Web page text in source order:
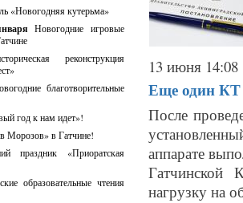
«Новогодняя кутерьма»
Новогодние игровые
реконструкция
благотворительные
год к нам идет»!
Морозов» в Гатчине!
праздник «Приоратская
образовательные чтения
13 июня 14:08
Еще один КТ
После
аппарате
Гатчинской
нагрузку на